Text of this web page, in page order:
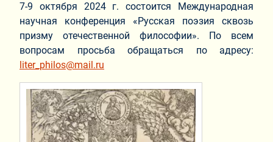
7-9 октября 2024 г. состоится Международная
научная конференция «Русская поэзия сквозь
призму отечественной философии».
По всем
вопросам просьба обращаться по адресу:
liter_philos@mail.ru